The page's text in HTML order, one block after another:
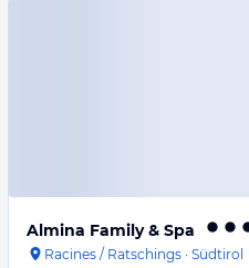
Almina Family & Spa
Racines / Ratschings · Südtirol